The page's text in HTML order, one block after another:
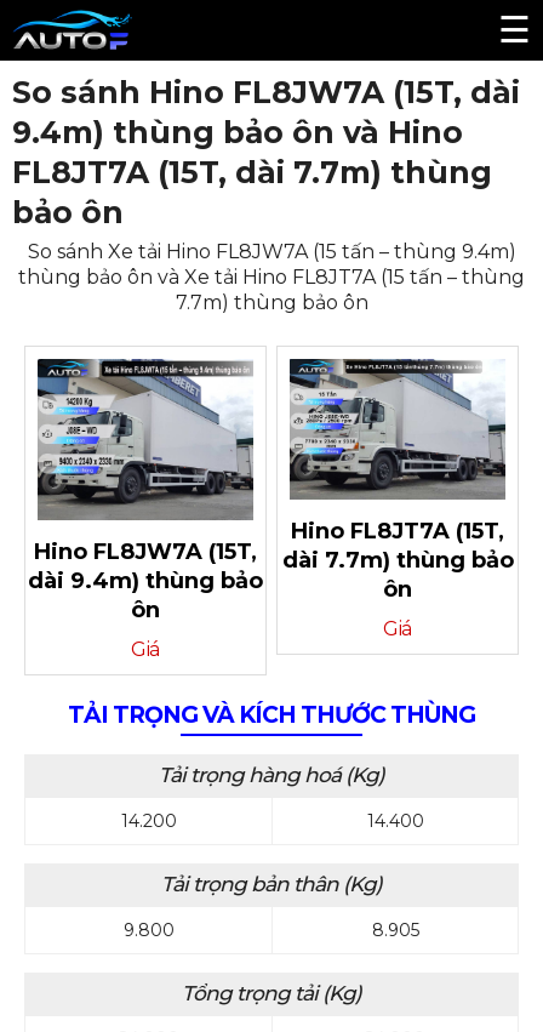
☰
So sánh Hino FL8JW7A (15T, dài
9.4m) thùng bảo ôn và Hino
FL8JT7A (15T, dài 7.7m) thùng
bảo ôn
So sánh Xe tải Hino FL8JW7A (15 tấn – thùng 9.4m)
thùng bảo ôn và Xe tải Hino FL8JT7A (15 tấn – thùng
7.7m) thùng bảo ôn
Hino FL8JW7A (15T,
dài 9.4m) thùng bảo
ôn
Giá
Hino FL8JT7A (15T,
dài 7.7m) thùng bảo
ôn
Giá
TẢI TRỌNG VÀ KÍCH THƯỚC THÙNG
Tải trọng hàng hoá (Kg)
14.200 14.400
Tải trọng bản thân (Kg)
9.800 8.905
Tổng trọng tải (Kg)